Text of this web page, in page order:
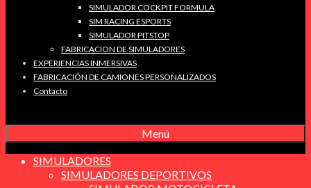
SIMULADOR COCKPIT FORMULA
SIM RACING ESPORTS
SIMULADOR PITSTOP
FABRICACION DE SIMULADORES
EXPERIENCIAS INMERSIVAS
FABRICACIÓN DE CAMIONES PERSONALIZADOS
Contacto
Menú
SIMULADORES
SIMULADORES DEPORTIVOS